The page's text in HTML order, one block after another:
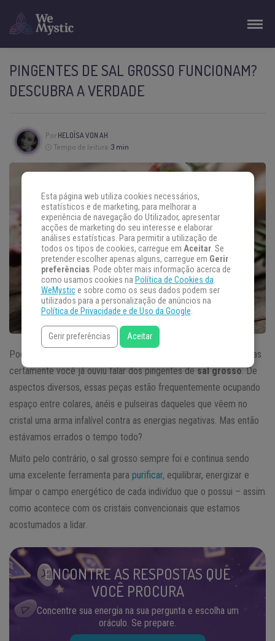
PINGENTES DE SAL GROSSO FUNCIONAM?
DESCUBRA A VERDADE
Por HELOÍSA VON AH
Tempo de leitura: 3 min
Pode até ser que eles nunca tenham cruzado o seu caminho, mas
certamente você já ouviu falar dos pingentes desal grosso. De
aspectos diversos, essas peças estão frequentemente ocupando
espaço entre colares, anéis e pulseiras daqueles que vêem no
cristal uma arma infalível contra as energias negativas. Mas então
estávamos errados o tempo todo?
Muito pelo contrário, o sal grosso sempre foi e continua sendo
uma excelente ferramenta para purificar, equilibrar, energizar e
limpar o campo energético de cada indivíduo que o possui – assim
como acontece com os cristais convencionais que estamos
acostumados a lidar.
ENCONTRE AS RESPOSTAS QUE
VOCÊ PROCURA
Concentre sua energia na sua pergunta e escolha um
oráculo. Se prepare.
Esta página web utiliza cookies necessários,
estatísticos e de marketing, para melhorar a
experiência de navegação do Utilizador, apresentar
acções de marketing do seu interesse e elaborar
análises estatísticas. Para permitir a utilização de
todos os tipos de cookies, carregue em Aceitar. Se
pretender escolher apenas alguns, carregue em Gerir
preferências. Pode obter mais informação acerca de
como usamos cookies na Política de Cookies da
WeMystice sobre como os seus dados podem ser
utilizados para a personalização de anúncios na
Política de Privacidade e de Uso da Google.
Gerir preferências Aceitar